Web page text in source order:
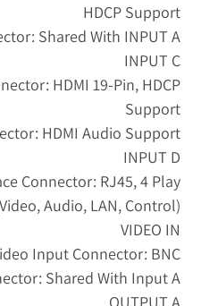
HDCP Support
Shared With INPUT A
INPUT C
HDMI 19-Pin, HDCP
Support
HDMI Audio Support
INPUT D
Connector: RJ45, 4 Play
Audio, LAN, Control)
VIDEO IN
Input Connector: BNC
Shared With Input A